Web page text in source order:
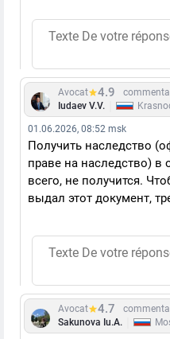
Avocat 4.9
Iudaev V.V.
01.06.2026, 08:52 msk
Получить наследство
праве на наследство) в
всего, не получится.
выдал этот документ,
Avocat 4.7
Sakunova Iu.A.